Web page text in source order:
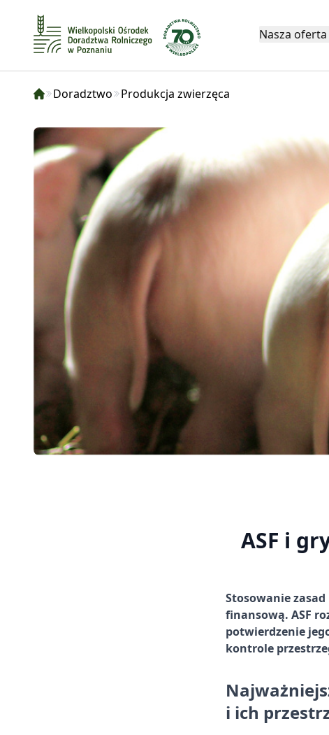
Nasza oferta
Doradztwo Produkcja zwierzęca
ASF i
Stosowanie
finansową. ASF
potwierdzenie
kontrole
i ich